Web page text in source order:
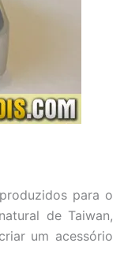
para o
de Taiwan,
um acessório